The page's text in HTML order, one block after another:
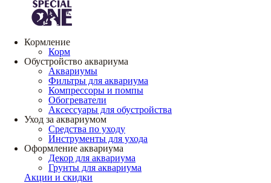
Кормление
Корм
Обустройство аквариума
Аквариумы
Фильтры для аквариума
Компрессоры и помпы
Обогреватели
Аксессуары для обустройства
Уход за аквариумом
Средства по уходу
Инструменты для ухода
Оформление аквариума
Декор для аквариума
Грунты для аквариума
Акции и скидки